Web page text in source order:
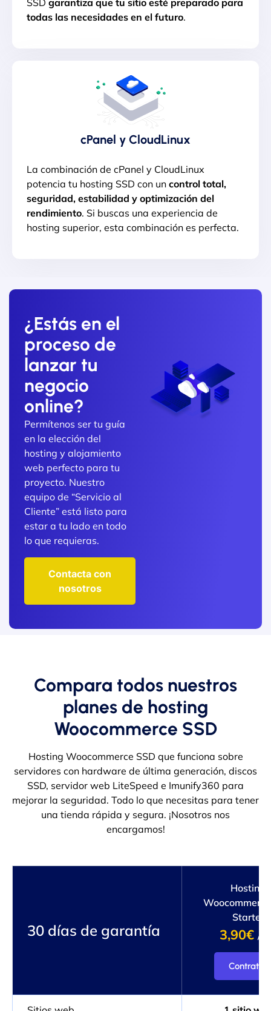
SSD garantiza que tu sitio esté preparado para
todas las necesidades en el futuro.
cPanel y CloudLinux
La combinación de cPanel y CloudLinux
potencia tu hosting SSD con un control total,
seguridad, estabilidad y optimización del
rendimiento. Si buscas una experiencia de
hosting superior, esta combinación es perfecta.
¿Estás en el
proceso de
lanzar tu
negocio
online?
Permítenos ser tu guía
en la elección del
hosting y alojamiento
web perfecto para tu
proyecto. Nuestro
equipo de “Servicio al
Cliente” está listo para
estar a tu lado en todo
lo que requieras.
Contacta con
nosotros
Compara todos nuestros
planes de hosting
Woocommerce SSD
Hosting Woocommerce SSD que funciona sobre
servidores con hardware de última generación, discos
SSD, servidor web LiteSpeed e Imunify360 para
mejorar la seguridad. Todo lo que necesitas para tener
una tienda rápida y segura. ¡Nosotros nos
encargamos!
30 días de garantía
Hosting
Starter
3,90€ /
Contratar